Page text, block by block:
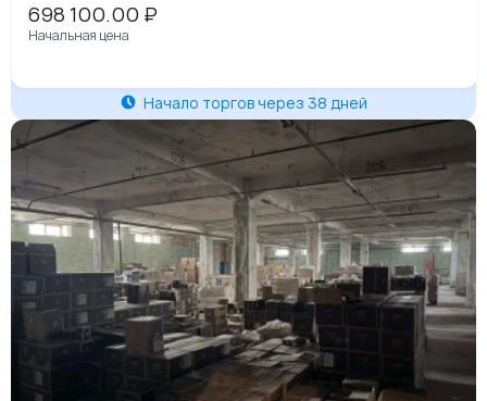
использовании радионуклидных источников
ВН3.223 и ВН3.324, г. Кемерово
698 100.00 ₽
Начальная цена
Начало торгов через 38 дней